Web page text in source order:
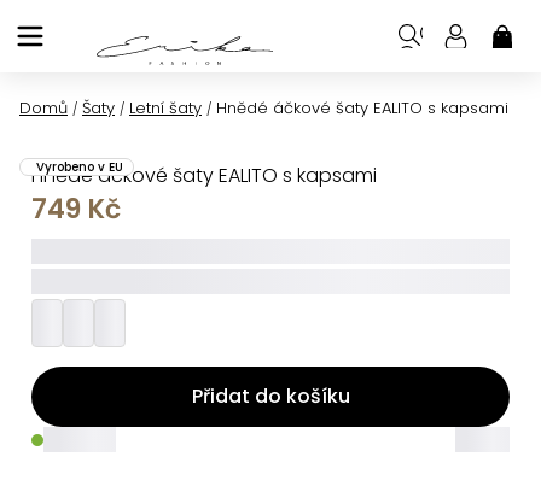
na
Domů / Šaty / Letní šaty / Hnědé áčkové šaty EALITO s kapsami
Hnědé áčkové šaty EALITO s kapsami
Vyrobeno v EU
749 Kč
Přidat do košíku